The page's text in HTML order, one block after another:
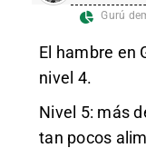
Gurú
El hambre en
nivel 4.
Nivel 5: más
tan pocos